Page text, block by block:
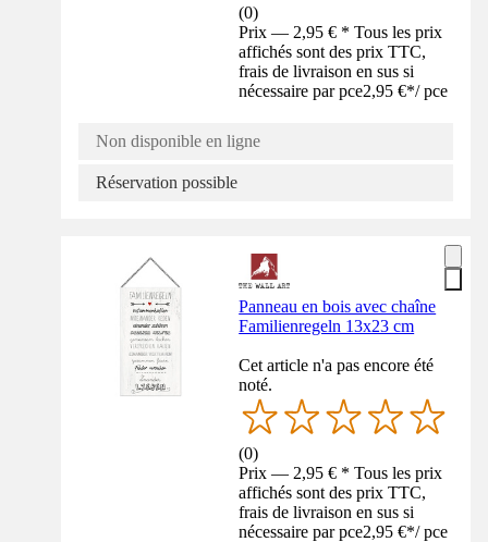
(0)
Prix — 2,95 € * Tous les prix
affichés sont des prix TTC,
frais de livraison en sus si
nécessaire par pce2,95 €*/ pce
Non disponible en ligne
Réservation possible
Panneau en bois avec chaîne
Familienregeln 13x23 cm
Cet article n'a pas encore été
noté.
(0)
Prix — 2,95 € * Tous les prix
affichés sont des prix TTC,
frais de livraison en sus si
nécessaire par pce2,95 €*/ pce